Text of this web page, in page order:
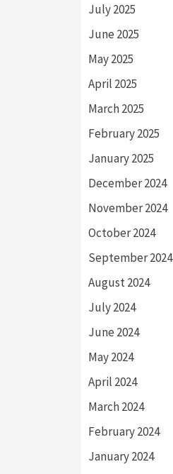
July 2025
June 2025
May 2025
April 2025
March 2025
February 2025
January 2025
December 2024
November 2024
October 2024
September 2024
August 2024
July 2024
June 2024
May 2024
April 2024
March 2024
February 2024
January 2024